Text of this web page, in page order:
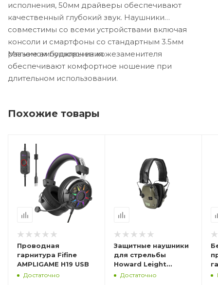
исполнения, 50мм драйверы обеспечивают
качественный глубокий звук. Наушники
совместимы со всеми устройствами включая
консоли и смартфоны со стандартным 3.5мм
разъемом подключения.
Мягкие амбушюры из кожезаменителя
обеспечивают комфортное ношение при
длительном использовании.
Похожие товары
Проводная
гарнитура Fifine
AMPLIGAME H19 USB
Достаточно
Защитные наушники
для стрельбы
Howard Leight
Impact™ Sport
Достаточно